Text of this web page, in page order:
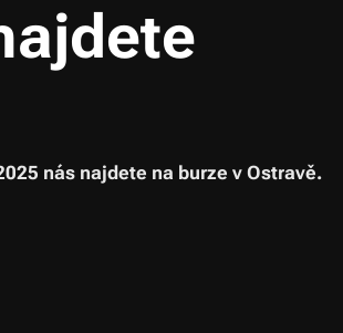
nás najdete na burze v Ostravě.